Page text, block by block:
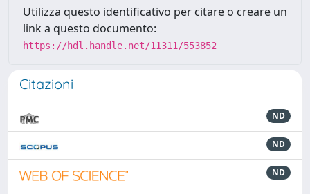
Utilizza questo identificativo per citare o creare un
link a questo documento:
https://hdl.handle.net/11311/553852
Citazioni
ND
ND
ND